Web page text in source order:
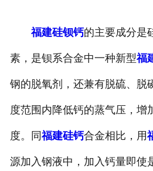
福建硅钡钙的主要成分是
素，是钡系合金中一种新型福
钢的脱氧剂，还兼有脱硫、脱
度范围内降低钙的蒸气压，增
度。同 福建硅钙合金相比，用
源加入钢液中，加入钙量即使